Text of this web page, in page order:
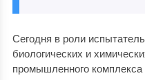
Сегодня в роли
биологических и
промышленного